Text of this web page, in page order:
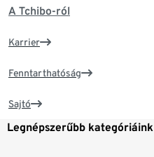
A Tchibo-ról
Karrier
Fenntarthatóság
Sajtó
Legnépszerűbb kategóriáink